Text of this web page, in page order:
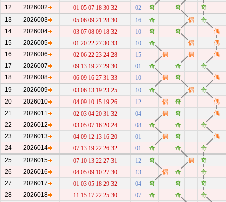
12
2026002 01 05 07 18 30 32 02 奇 奇
奇
13
2026003 05 06 09 21 28 30 16 奇 偶
奇
14
2026004 03 07 08 09 18 32 10 奇 奇
偶
15
2026005 01 20 22 27 30 33 10 奇 偶
偶
16
2026006 02 06 22 23 24 28 15 偶 偶
偶
17
2026007 09 13 19 27 29 30 01 奇 奇
奇
18
2026008 06 09 16 27 31 33 10 偶 奇
偶
19
2026009 03 06 13 19 23 25 10 奇 偶
奇
20
2026010 04 09 10 15 19 26 12 偶 奇
偶
21
2026011 02 03 04 20 31 32 04 偶 奇
偶
22
2026012 03 05 07 16 20 24 08 奇 奇
奇
23
2026013 04 09 12 13 16 20 01 偶 奇
偶
24
2026014 07 13 19 22 26 32 01 奇 奇
奇
25
2026015 07 10 13 22 27 31 12 奇 偶
奇
26
2026016 04 05 09 10 27 30 13 偶 奇
奇
27
2026017 01 03 05 18 29 32 04 奇 奇
奇
28
2026018 11 15 17 22 25 30 07 奇 奇
奇